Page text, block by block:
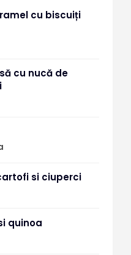
cu biscuiți
cu nucă de
si ciuperci
quinoa